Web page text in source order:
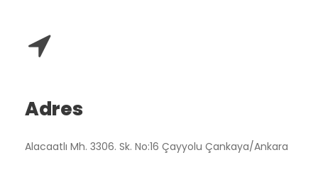
Adres
Alacaatlı Mh. 3306. Sk. No:16 Çayyolu Çankaya/Ankara